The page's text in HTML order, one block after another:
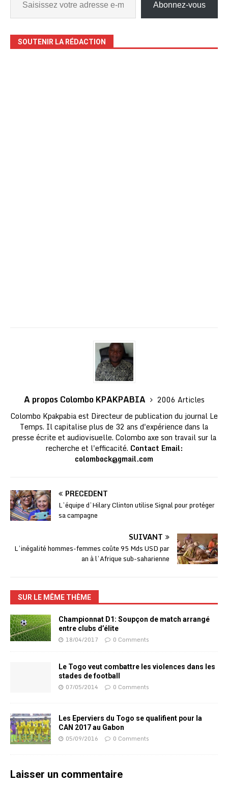
Abonnez-vous
SOUTENIR LA RÉDACTION
A propos Colombo KPAKPABIA
2006 Articles
Colombo Kpakpabia est Directeur de publication du journal Le
Temps. Il capitalise plus de 32 ans d'expérience dans la
presse écrite et audiovisuelle. Colombo axe son travail sur la
recherche et l'efficacité. Contact Email:
colombock@gmail.com
PRÉCÉDENT
L’équipe d’Hilary Clinton utilise Signal pour protéger
sa campagne
SUIVANT
L’inégalité hommes-femmes coûte 95 Mds USD par
an à l’Afrique sub-saharienne
SUR LE MÊME THÈME
Championnat D1: Soupçon de match arrangé
entre clubs d’élite
18/04/2017 0 Comments
Le Togo veut combattre les violences dans les
stades de football
07/05/2014 0 Comments
Les Eperviers du Togo se qualifient pour la
CAN 2017 au Gabon
05/09/2016 0 Comments
Laisser un commentaire